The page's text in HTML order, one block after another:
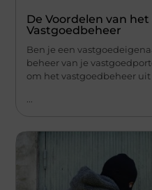
De Voordelen van
Vastgoedbeheer
Ben je een
beheer van je
om het vastgoedbeheer uit
...